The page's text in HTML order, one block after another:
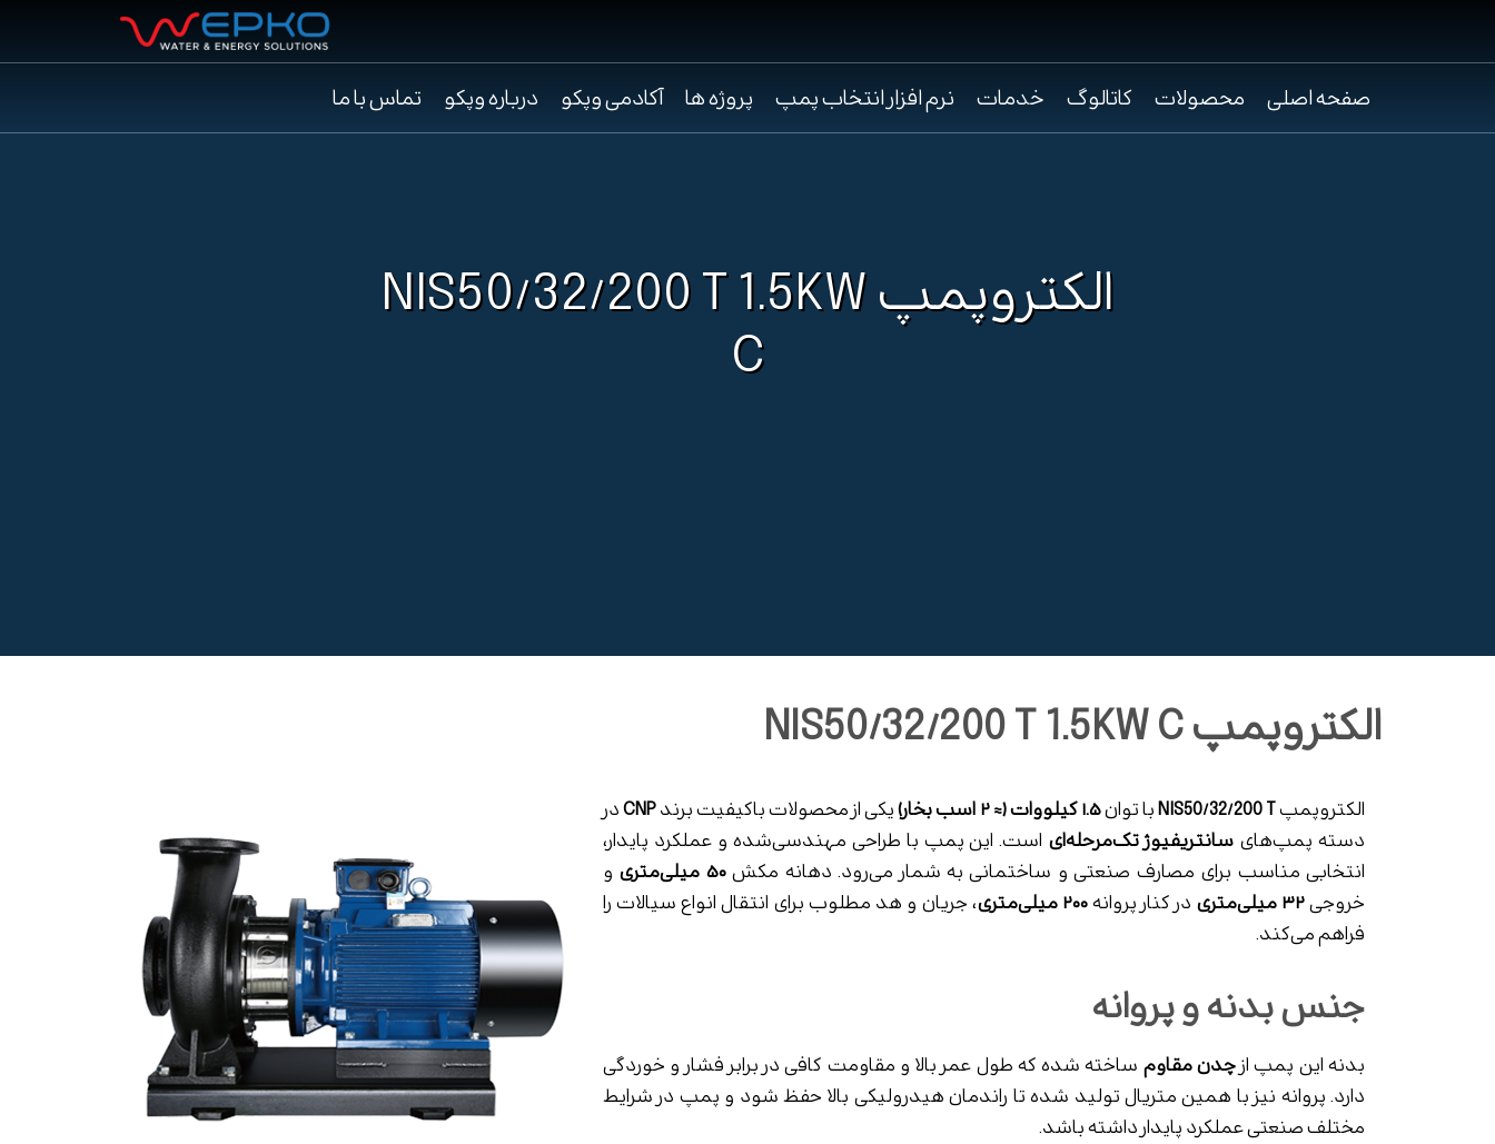
صفحه اصلی محصولات کاتالوگ خدمات نرم افزار انتخاب پمپ پروژه ها آکادمی وپکو درباره وپکو تماس با ما
الکتروپمپ NIS50/32/200 T 1.5KW
C
الکتروپمپ NIS50/32/200 T 1.5KW C
الکتروپمپNIS50/32/200 Tبا توان۱.۵ کیلووات (≈ ۲ اسب بخار) یکی از محصولات باکیفیت برندCNPدر
دسته پمپ‌های سانتریفیوژ تک‌مرحله‌ای است. این پمپ با طراحی مهندسی‌شده و عملکرد پایدار،
انتخابی مناسب برای مصارف صنعتی و ساختمانی به شمار می‌رود. دهانه مکش۵۰ میلی‌متری
و
خروجی۳۲ میلی‌متری در کنار پروانه۲۰۰ میلی‌متری
، جریان و هد مطلوب برای انتقال انواع سیالات را
فراهم می‌کند.
جنس بدنه و پروانه
بدنه این پمپ ازچدن مقاوم ساخته شده که طول عمر بالا و مقاومت کافی در برابر فشار و خوردگی
دارد. پروانه نیز با همین متریال تولید شده تا راندمان هیدرولیکی بالا حفظ شود و پمپ در شرایط
مختلف صنعتی عملکرد پایدار داشته باشد.